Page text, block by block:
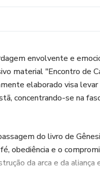
envolvente e
material "Encontro de
elaborado visa
concentrando-se na
do livro de
obediência e o
da arca e da